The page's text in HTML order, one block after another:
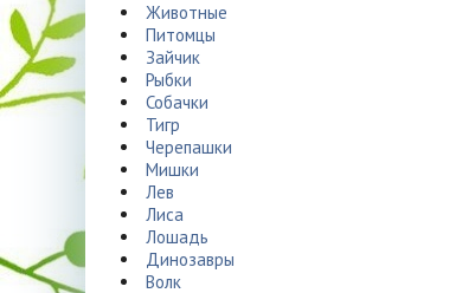
Животные
Питомцы
Зайчик
Рыбки
Собачки
Тигр
Черепашки
Мишки
Лев
Лиса
Лошадь
Динозавры
Волк